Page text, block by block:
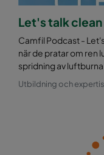
Let's talk
Camfil Podcast -
när de pratar om ren
spridning av luftburna
Utbildning och expertis